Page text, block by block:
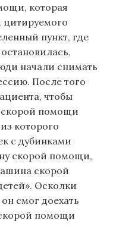
которая
цитируемого
пункт, где
начали снимать
После того
чтобы
скорой помощи
которого
с дубинками
скорой помощи,
скорой
Осколки
смог доехать
помощи